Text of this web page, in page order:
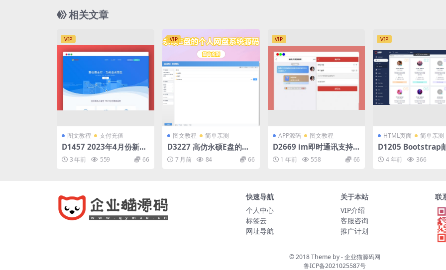
相关文章
VIP
图文教程 支付充值
D1457 2023年4月份新发
彩虹易支付系统原版开源
源码
3 年前 559 66
VIP
图文教程 简单亲测
D3227 高仿永硕E盘的个
人网盘系统源码 全开源
7 月前 84 66
VIP
APP源码 图文教程
D2669 im即时通讯支持
红包收发分销功能，带内
嵌web页面，已经测试完
1 年前 558 66
VIP
HTML页面 简单亲测
D1205 Bootstrap
理社区博客后台管
i模板html静态网站
4 年前 366
快速导航
个人中心
标签云
网址导航
关于本站
VIP介绍
客服咨询
推广计划
联
© 2018 Theme by -企业猫源码网
鲁ICP备2021025587号